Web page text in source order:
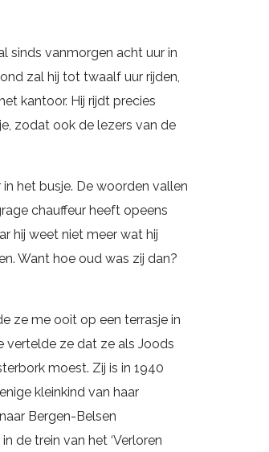
sinds vanmorgen acht uur in
zal hij tot twaalf uur rijden,
kantoor. Hij rijdt precies
zodat ook de lezers van de
in het busje. De woorden vallen
chauffeur heeft opeens
hij weet niet meer wat hij
Want hoe oud was zij dan?
ze me ooit op een terrasje in
vertelde ze dat ze als Joods
moest. Zij is in 1940
kleinkind van haar
Bergen-Belsen
de trein van het ‘Verloren